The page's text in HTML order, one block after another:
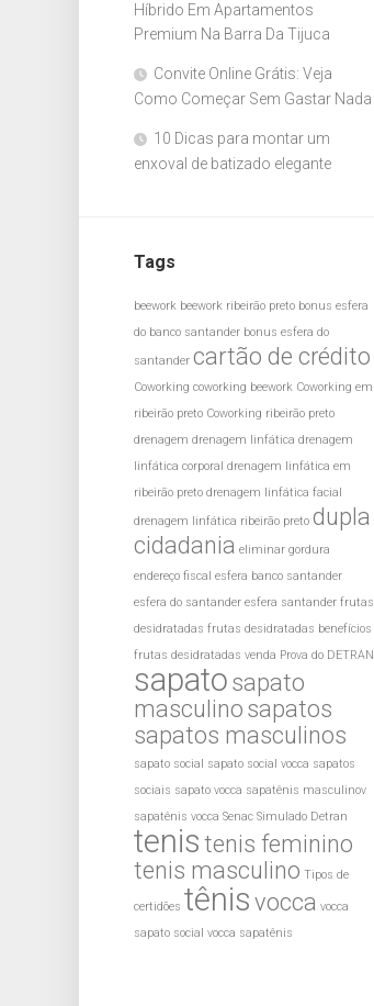
Híbrido Em Apartamentos
Premium Na Barra Da Tijuca
Convite Online Grátis: Veja
Como Começar Sem Gastar Nada
10 Dicas para montar um
enxoval de batizado elegante
Tags
beework beework ribeirão preto bonus esfera
do banco santander bonus esfera do
santander cartão de crédito
Coworking coworking beework Coworking em
ribeirão preto Coworking ribeirão preto
drenagem drenagem linfática drenagem
linfática corporal drenagem linfática em
ribeirão preto drenagem linfática facial
drenagem linfática ribeirão preto dupla
cidadania eliminar gordura
endereço fiscal esfera banco santander
esfera do santander esfera santander frutas
desidratadas frutas desidratadas benefícios
frutas desidratadas venda Prova do DETRAN
sapato sapato
masculino sapatos
sapatos masculinos
sapato social sapato social vocca sapatos
sociais sapato vocca sapatênis masculinov
sapatênis vocca Senac Simulado Detran
tenis tenis feminino
tenis masculino Tipos de
certidões tênis vocca vocca
sapato social vocca sapatênis